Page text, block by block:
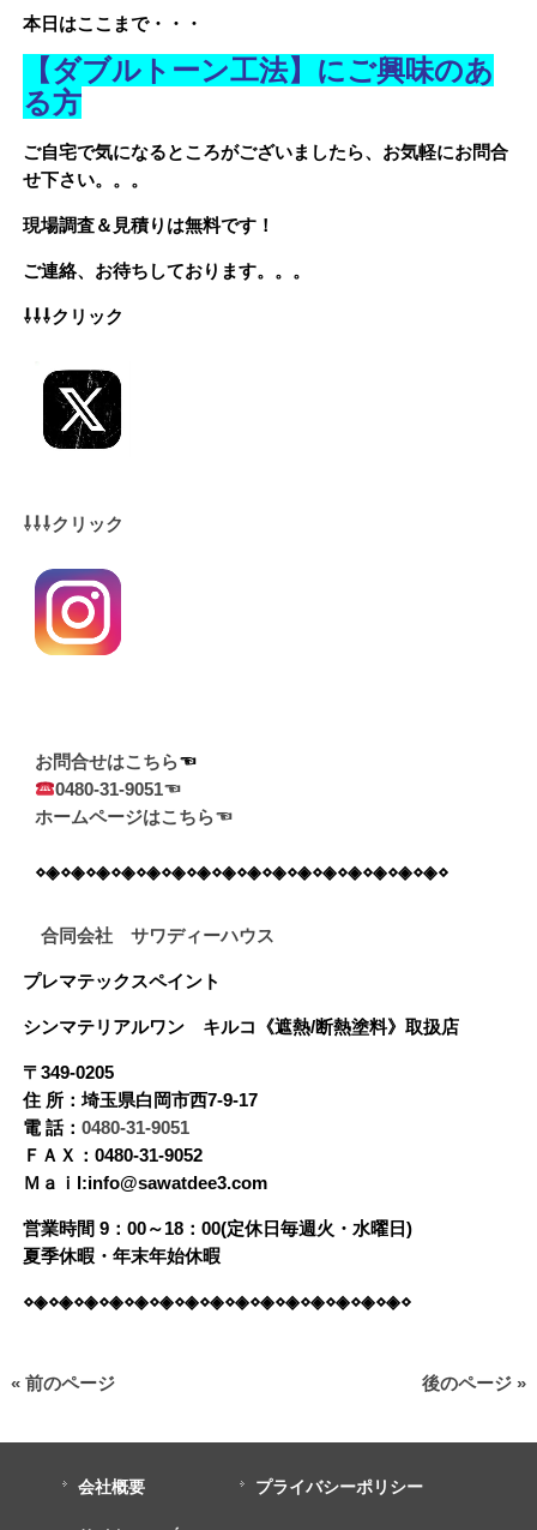
本日はここまで・・・
【ダブルトーン工法】にご興味のあ
る方
ご自宅で気になるところがございましたら、お気軽にお問合
せ下さい。。。
現場調査＆見積りは無料です！
ご連絡、お待ちしております。。。
⇩⇩⇩クリック
⇩⇩⇩クリック
お問合せはこちら
0480-31-9051☜
ホームページはこちら☜
⋄◈⋄◈⋄◈⋄◈⋄◈⋄◈⋄◈⋄◈⋄◈⋄◈⋄◈⋄◈⋄◈⋄◈⋄◈⋄◈⋄
合同会社 サワディーハウス
プレマテックスペイント
シンマテリアルワン キルコ《遮熱/断熱塗料》 取扱店
〒349-0205
住 所：埼玉県白岡市西7-9-17
電 話： 0480-31-9051
ＦＡＸ：0480-31-9052
Ｍａｉl:info@sawatdee3.com
営業時間 9：00～18：00(定休日毎週火・水曜日)
夏季休暇・年末年始休暇
⋄◈⋄◈⋄◈⋄◈⋄◈⋄◈⋄◈⋄◈⋄◈⋄◈⋄◈⋄◈⋄◈⋄◈⋄◈⋄
« 前のページ 後のページ »
会社概要 プライバシーポリシー